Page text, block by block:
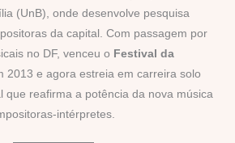
(UnB), onde desenvolve pesquisa
da capital. Com passagem por
no DF, venceu o Festival da
2013 e agora estreia em carreira solo
que reafirma a potência da nova música
intérpretes.